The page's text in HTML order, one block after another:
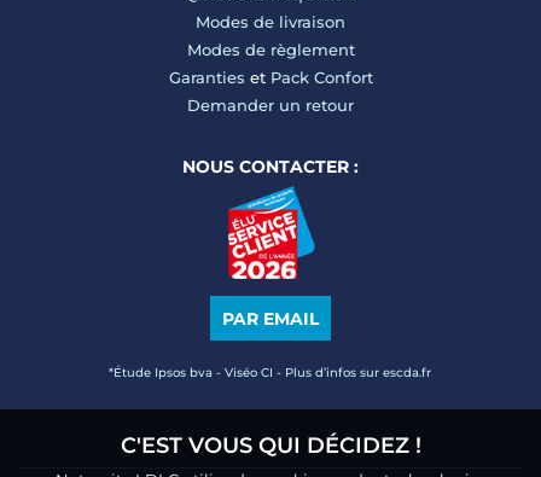
Modes de livraison
Modes de règlement
Garanties et Pack Confort
Demander un retour
NOUS CONTACTER :
PAR EMAIL
*Étude Ipsos bva - Viséo CI - Plus d’infos sur escda.fr
C'EST VOUS QUI DÉCIDEZ !